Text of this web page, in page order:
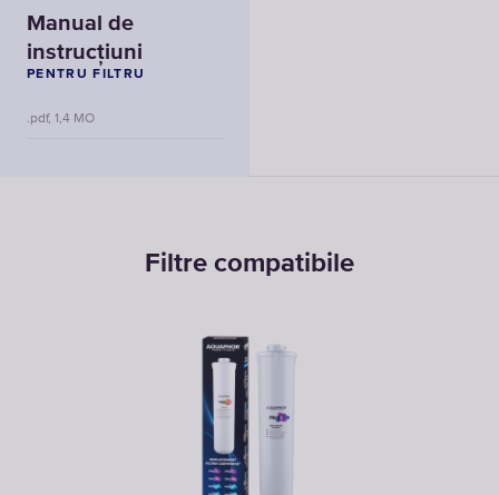
Manual de
instrucțiuni
PENTRU FILTRU
.pdf, 1,4 MO
Filtre compatibile